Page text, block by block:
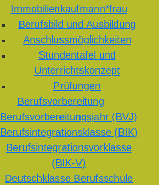
Immobilienkaufmann*frau
Berufsbild und Ausbildung
Anschlussmöglichkeiten
Stundentafel und
Unterrichtskonzept
Prüfungen
Berufsvorbereitung
Berufsvorbereitungsjahr (BVJ)
Berufsintegrationsklasse (BIK)
Berufsintegrationsvorklasse
(BIK-V)
Deutschklasse Berufsschule